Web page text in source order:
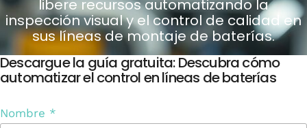
libere recursos automatizando la
inspección visual y el control de calidad en
sus líneas de montaje de baterías.
Descargue la guía gratuita: Descubra cómo
automatizar el control en líneas de baterías
Nombre *